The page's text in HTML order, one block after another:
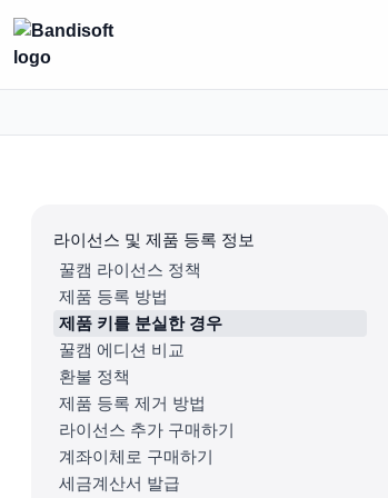
라이선스 및 제품 등록 정보
꿀캠 라이선스 정책
제품 등록 방법
제품 키를 분실한 경우
꿀캠 에디션 비교
환불 정책
제품 등록 제거 방법
라이선스 추가 구매하기
계좌이체로 구매하기
세금계산서 발급